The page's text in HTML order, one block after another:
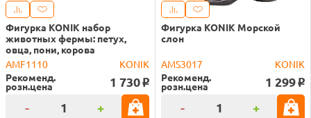
Фигурка KONIK набор
животных фермы: петух,
овца, пони, корова
AMF1110
KONIK
Рекоменд.
розн.цена 1 730 o
- +
Фигурка KONIK Морской
слон
AMS3017
KONIK
Рекоменд.
розн.цена 1 299 o
- +